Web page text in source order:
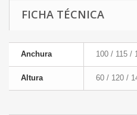
FICHA TÉCNICA
Anchura 100 / 115 /
Altura 60 / 120 /